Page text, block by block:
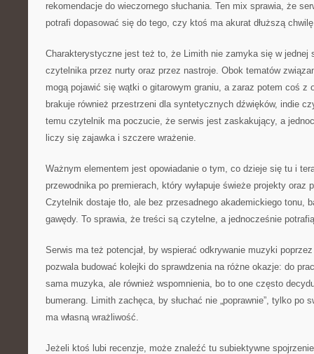
rekomendacje do wieczornego słuchania. Ten mix sprawia, że
potrafi dopasować się do tego, czy ktoś ma akurat dłuższą
Charakterystyczne jest też to, że Limith nie zamyka się w jednej
czytelnika przez nurty oraz przez nastroje. Obok tematów
mogą pojawić się wątki o gitarowym graniu, a zaraz potem coś z
brakuje również przestrzeni dla syntetycznych dźwięków, indie
temu czytelnik ma poczucie, że serwis jest zaskakujący, a
liczy się zajawka i szczere wrażenie.
Ważnym elementem jest opowiadanie o tym, co dzieje się tu i
przewodnika po premierach, który wyłapuje świeże projekty oraz
Czytelnik dostaje tło, ale bez przesadnego akademickiego tonu,
gawędy. To sprawia, że treści są czytelne, a jednocześnie
Serwis ma też potencjał, by wspierać odkrywanie muzyki
pozwala budować kolejki do sprawdzenia na różne okazje: do
sama muzyka, ale również wspomnienia, bo to one często
bumerang. Limith zachęca, by słuchać nie „poprawnie”, tylko po
ma własną wrażliwość.
Jeżeli ktoś lubi recenzje, może znaleźć tu subiektywne